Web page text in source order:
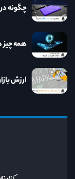
چگونه
همه چیز
ارزش